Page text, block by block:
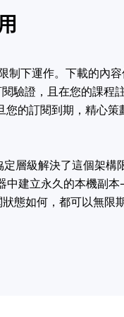
制下運作。下載的內
驗證，且在您的課程
的訂閱到期，精心策
層級解決了這個架構
中建立永久的本機副
態如何，都可以無限期